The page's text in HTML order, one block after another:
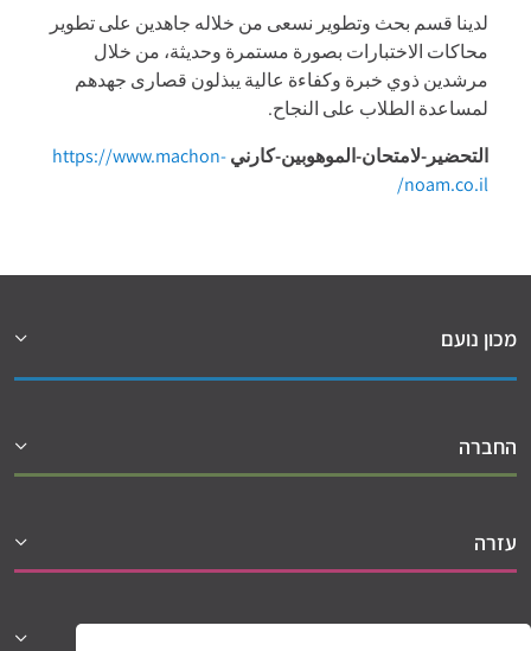
لدينا قسم بحث وتطوير نسعى من خلاله جاهدين على تطوير
محاكات الاختبارات بصورة مستمرة وحديثة، من خلال
مرشدين ذوي خبرة وكفاءة عالية يبذلون قصارى جهدهم
لمساعدة الطلاب على النجاح.
التحضير-لامتحان-الموهوبين-كارنيhttps://www.machon-
noam.co.il/
מכון נועם
החברה
עזרה